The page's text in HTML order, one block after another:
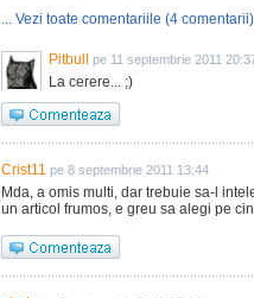
... Vezi toate comentariile (4
Pitbull pe 11 septembrie 2011
La cerere... ;)
Crist11 pe 8 septembrie 2011 13:44
Mda, a omis multi, dar trebuie sa-l
un articol frumos, e greu sa alegi pe